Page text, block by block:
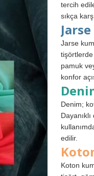
tercih
sıkça
Jarse
tişörtlerde
pamuk
konfor
Denim;
edilir.
Koton